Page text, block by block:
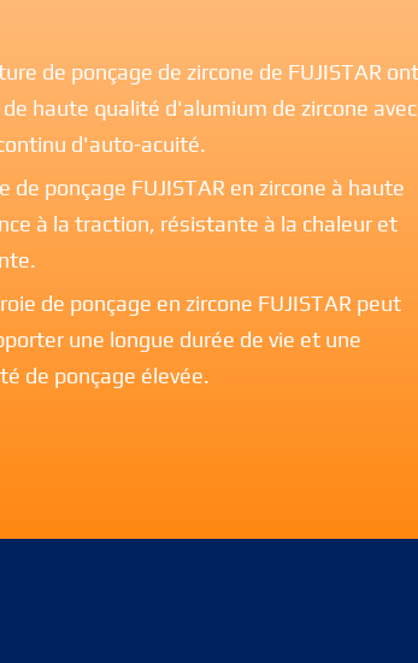
de ponçage de zircone de FUJISTAR ont
haute qualité d'alumium de zircone avec
d'auto-acuité.
de ponçage FUJISTAR en zircone à haute
à la traction, résistante à la chaleur et
de ponçage en zircone FUJISTAR peut
une longue durée de vie et une
de ponçage élevée.